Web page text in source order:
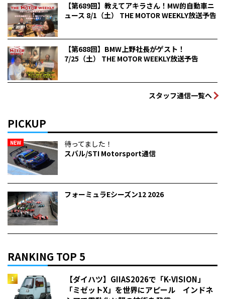
【第689回】教えてアキラさん！MW的自動車ニ
ュース 8/1（土） THE MOTOR WEEKLY放送予告
【第688回】BMW上野社長がゲスト！
7/25（土） THE MOTOR WEEKLY放送予告
スタッフ通信一覧へ
PICKUP
NEW
待ってました！
スバル/STI Motorsport通信
フォーミュラEシーズン12 2026
RANKING TOP 5
【ダイハツ】GIIAS2026で「K-VISION」
「ミゼットX」を世界にアピール インドネ